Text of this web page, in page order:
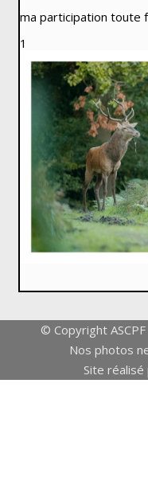
ma participation toute
1
© Copyright
Nos photos
Site réalisé